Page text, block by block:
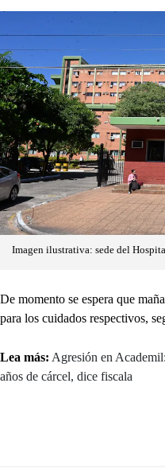
Imagen ilustrativa: sede del
De momento se espera que
para los cuidados respectivos,
Lea más: Agresión en
años de cárcel, dice fiscala